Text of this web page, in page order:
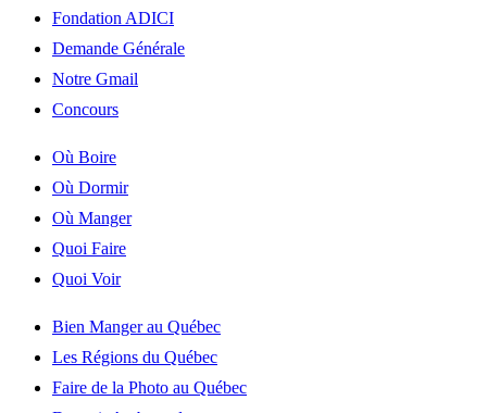
Fondation ADICI
Demande Générale
Notre Gmail
Concours
Où Boire
Où Dormir
Où Manger
Quoi Faire
Quoi Voir
Bien Manger au Québec
Les Régions du Québec
Faire de la Photo au Québec